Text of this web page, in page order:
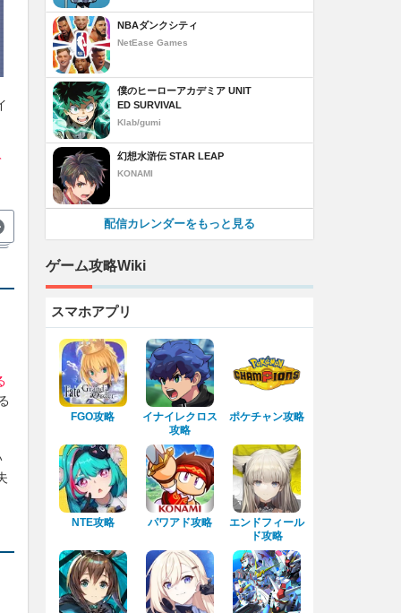
NBAダンクシティ
NetEase Games
僕のヒーローアカデミア UNIT
ED SURVIVAL
Klab/gumi
幻想水滸伝 STAR LEAP
KONAMI
配信カレンダーをもっと見る
ゲーム攻略Wiki
スマホアプリ
FGO攻略
イナイレクロス
攻略
ポケチャン攻略
NTE攻略 パワアド攻略
エンドフィール
ド攻略